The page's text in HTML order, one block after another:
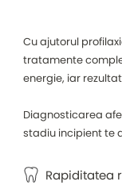
Cu ajutorul
tratamente
energie, iar
Diagnosticarea
stadiu incipient te
Rapiditatea